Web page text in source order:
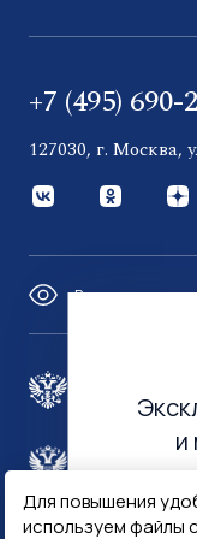
Для повышения
используем файлы
+7 (495) 690-
127030, г. Москва,
Версия для
и